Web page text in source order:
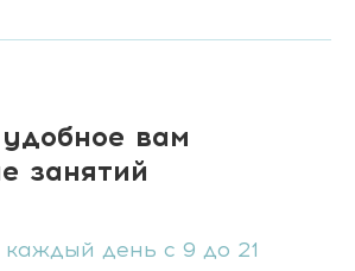
вам
занятий
день с 9 до 21